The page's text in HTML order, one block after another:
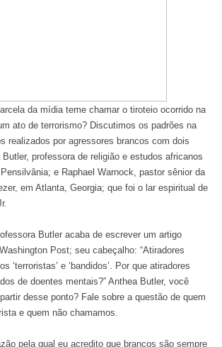
da mídia teme chamar o tiroteio ocorrido na
ato de terrorismo? Discutimos os padrões na
realizados por agressores brancos com dois
professora de religião e estudos africanos
e Raphael Warnock, pastor sênior da
em Atlanta, Georgia; que foi o lar espiritual de
Butler acaba de escrever um artigo
Post; seu cabeçalho: “Atiradores
‘terroristas’ e ‘bandidos’. Por que atiradores
de doentes mentais?” Anthea Butler, você
desse ponto? Fale sobre a questão de quem
e quem não chamamos.
pela qual eu acredito que brancos são sempre